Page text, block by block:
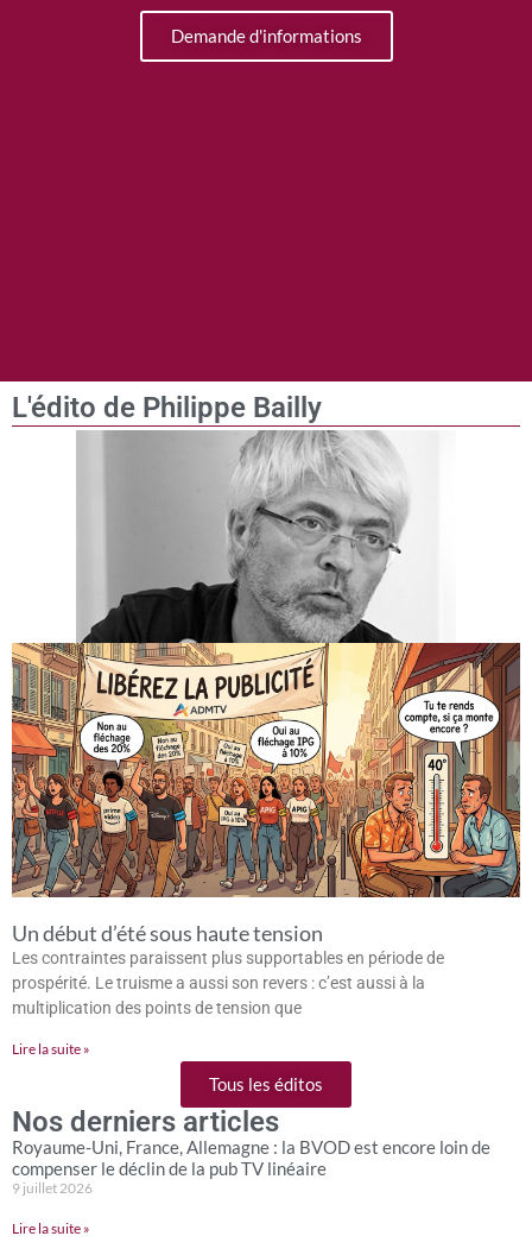
Demande d'informations
L'édito de Philippe Bailly
Un début d’été sous haute tension
Les contraintes paraissent plus supportables en période de
prospérité. Le truisme a aussi son revers : c’est aussi à la
multiplication des points de tension que
Lire la suite »
Tous les éditos
Nos derniers articles
Royaume-Uni, France, Allemagne : la BVOD est encore loin de
compenser le déclin de la pub TV linéaire
9 juillet 2026
Lire la suite »